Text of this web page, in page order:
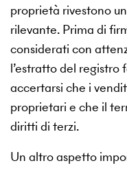
proprietà rivestono
rilevante. Prima di
considerati con
l’estratto del registro
accertarsi che i
proprietari e che il
diritti di terzi.
Un altro aspetto